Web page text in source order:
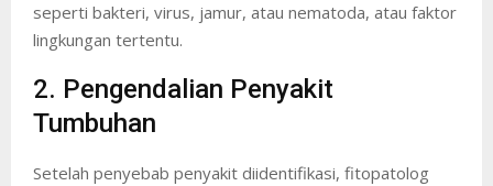
seperti bakteri, virus, jamur, atau nematoda, atau faktor
lingkungan tertentu.
2. Pengendalian Penyakit
Tumbuhan
Setelah penyebab penyakit diidentifikasi, fitopatolog